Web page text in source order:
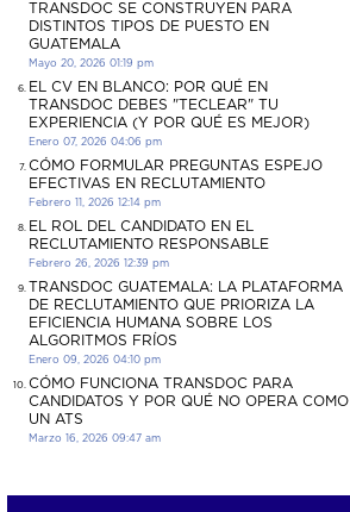
TRANSDOC SE CONSTRUYEN PARA
DISTINTOS TIPOS DE PUESTO EN
GUATEMALA
Mayo 20, 2026 01:19 pm
EL CV EN BLANCO: POR QUÉ EN
TRANSDOC DEBES "TECLEAR" TU
EXPERIENCIA (Y POR QUÉ ES MEJOR)
Enero 07, 2026 04:06 pm
CÓMO FORMULAR PREGUNTAS ESPEJO
EFECTIVAS EN RECLUTAMIENTO
Febrero 11, 2026 12:14 pm
EL ROL DEL CANDIDATO EN EL
RECLUTAMIENTO RESPONSABLE
Febrero 26, 2026 12:39 pm
TRANSDOC GUATEMALA: LA PLATAFORMA
DE RECLUTAMIENTO QUE PRIORIZA LA
EFICIENCIA HUMANA SOBRE LOS
ALGORITMOS FRÍOS
Enero 09, 2026 04:10 pm
CÓMO FUNCIONA TRANSDOC PARA
CANDIDATOS Y POR QUÉ NO OPERA COMO
UN ATS
Marzo 16, 2026 09:47 am